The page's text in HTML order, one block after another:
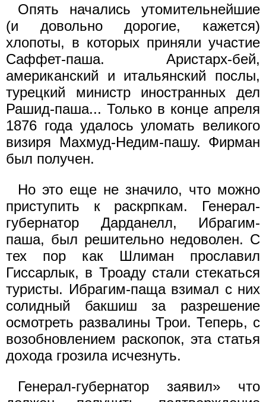
Опять начались утомительнейшие
(и довольно дорогие, кажется)
хлопоты, в которых приняли участие
Саффет-паша. Аристарх-бей,
американский и итальянский послы,
турецкий министр иностранных дел
Рашид-паша... Только в конце апреля
1876 года удалось уломать великого
визиря Махмуд-Недим-пашу. Фирман
был получен.
Но это еще не значило, что можно
приступить к раскрпкам. Генерал-
губернатор Дарданелл, Ибрагим-
паша, был решительно недоволен. С
тех пор как Шлиман прославил
Гиссарлык, в Троаду стали стекаться
туристы. Ибрагим-паща взимал с них
солидный бакшиш за разрешение
осмотреть развалины Трои. Теперь, с
возобновлением раскопок, эта статья
дохода грозила исчезнуть.
Генерал-губернатор заявил» что